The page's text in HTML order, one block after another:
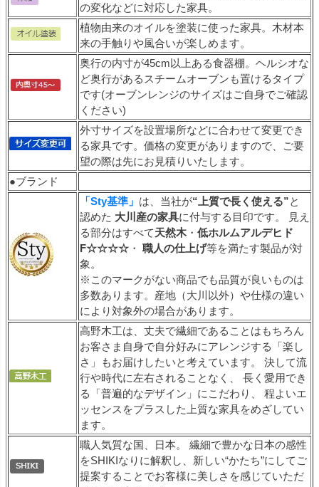
の変化などに対応した家具。
植物由来のオイルを塗装に使った家具。木材本
来の手触りや風合いが楽しめます。
奥行の内寸が45cm以上ある食器棚。ヘルシオな
ど奥行があるスチームオーブンも置けるタイプ
です(オーブンレンジのサイズはご自身でご確認
ください)
外寸サイズを設置場所などに合わせて変更でき
る家具です。価格の変更がありますので、ご要
望の際は先にお見積りいたします。
●ブランド
「Sty基準」 は、当社が“上質で長く使える”と
認めた 大川産の家具に付与する目印です。 見え
る部分はすべて天然木 ・ 低ホルムアルデヒド
F☆☆☆☆ ・ 職人の仕上げ等を満たす製品が対
象。
※このマークがない商品でも品質が良いものは
多数あります。産地（大川以外）や仕様の違い
により対象外の場合があります。
高野木工は、丈夫で繊細であることはもちろん
お客さま自身で自分好みにアレンジする「楽し
さ」もお届けしたいと考えています。 決して流
行や時代に左右されることなく、 長く愛用でき
る「普遍的なデザイン」にこだわり、 程よいエ
ッセンスをプラスした上質な家具をめざしてい
ます。
職人気質な国、日本。 繊細で豊かな日本の感性
をSHIKIなりに解釈し、新しい“かたち”にしてご
提案することでお客様に美しさを感じていただ